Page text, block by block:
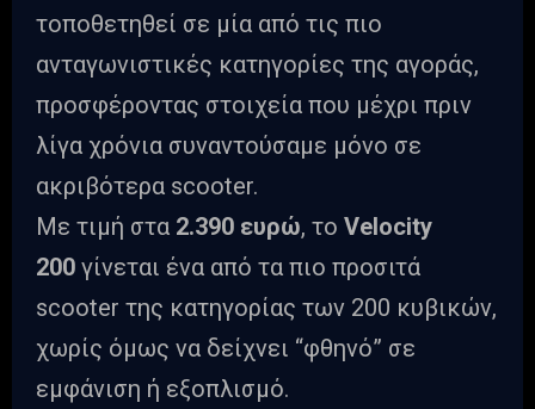
τοποθετηθεί σε μία από τις πιο
ανταγωνιστικές κατηγορίες της αγοράς,
προσφέροντας στοιχεία που μέχρι πριν
λίγα χρόνια συναντούσαμε μόνο σε
ακριβότερα scooter.
Με τιμή στα 2.390 ευρώ, το Velocity
200 γίνεται ένα από τα πιο προσιτά
scooter της κατηγορίας των 200 κυβικών,
χωρίς όμως να δείχνει “φθηνό” σε
εμφάνιση ή εξοπλισμό.